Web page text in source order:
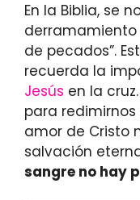
En la Biblia, se
derramamiento
de pecados”.
recuerda la
Jesús en la
para
amor de Cristo
salvación
sangre no hay